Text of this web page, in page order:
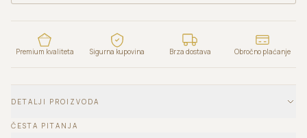
Premium kvaliteta Sigurna kupovina Brza dostava Obročno plaćanje
DETALJI PROIZVODA
ČESTA PITANJA